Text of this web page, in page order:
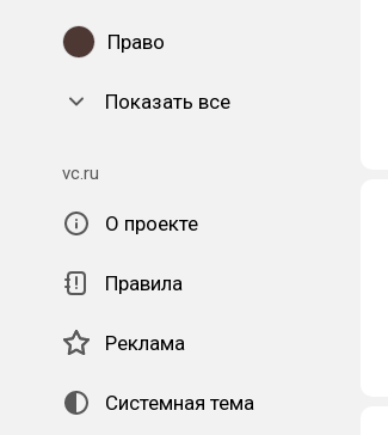
Право
Показать все
vc.ru
О проекте
Правила
Реклама
Системная тема